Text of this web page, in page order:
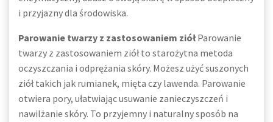
i przyjazny dla środowiska.
Parowanie twarzy z zastosowaniem ziółParowanie
twarzy z zastosowaniem ziół to starożytna metoda
oczyszczania i odprężania skóry. Możesz użyć suszonych
ziół takich jak rumianek, mięta czy lawenda. Parowanie
otwiera pory, ułatwiając usuwanie zanieczyszczeń i
nawilżanie skóry. To przyjemny i naturalny sposób na